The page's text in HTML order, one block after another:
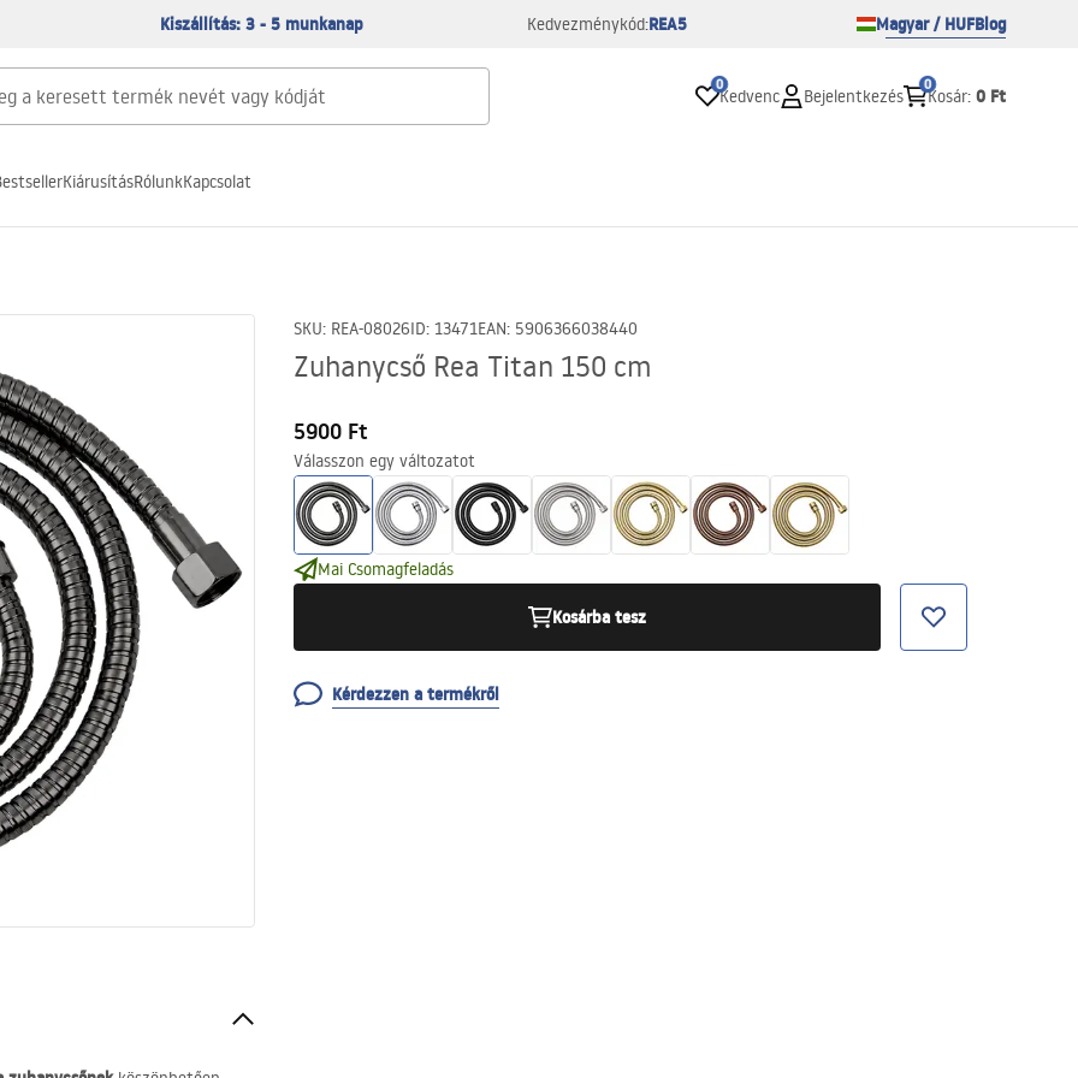
Kiszállítás: 3 - 5 munkanap Kedvezménykód:REA5 Magyar / HUFBlog
0
Kedvenc Bejelentkezés
0
Kosár: 0 Ft
KiárusításRólunkKapcsolat
SKU: REA-08026ID: 13471EAN: 5906366038440
Zuhanycső Rea Titan 150 cm
5900 Ft
Válasszon egy változatot
Mai Csomagfeladás
Kosárba tesz
Kérdezzen a termékről